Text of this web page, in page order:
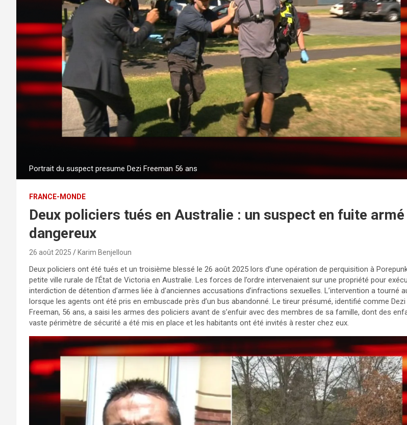
Portrait du suspect presume Dezi Freeman 56 ans
FRANCE-MONDE
Deux policiers tués en Australie : un suspect en fuite
dangereux
26 août 2025 Karim Benjelloun
Deux policiers ont été tués et un troisième blessé le 26 août 2025 lors d’une opération de perquisition à
petite ville rurale de l’État de Victoria en Australie. Les forces de l’ordre intervenaient sur une propriété pour
interdiction de détention d’armes liée à d’anciennes accusations d’infractions sexuelles. L’intervention a tourné
lorsque les agents ont été pris en embuscade près d’un bus abandonné. Le tireur présumé, identifié comme Dezi
Freeman, 56 ans, a saisi les armes des policiers avant de s’enfuir avec des membres de sa famille, dont des
vaste périmètre de sécurité a été mis en place et les habitants ont été invités à rester chez eux.